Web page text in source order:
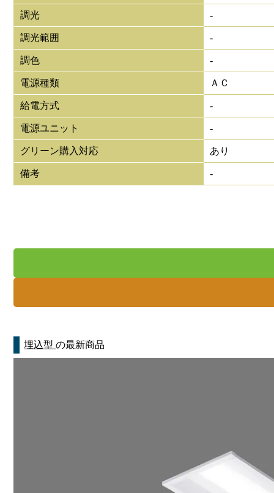
調光 -
調光範囲 -
調色 -
電源種類 ＡＣ
給電方式 -
電源ユニット -
グリーン購入対応 あり
備考 -
埋込型の最新商品